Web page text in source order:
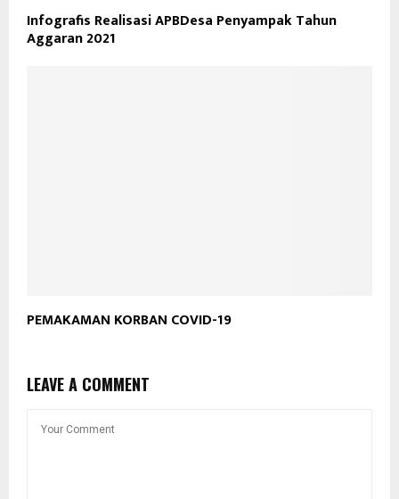
Infografis Realisasi APBDesa Penyampak Tahun
Aggaran 2021
PEMAKAMAN KORBAN COVID-19
LEAVE A COMMENT